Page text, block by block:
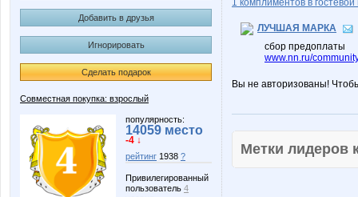
Добавить в друзья
Игнорировать
Сделать подарок
Совместная покупка: взрослый
популярность:
14059 место
-4 ↓
рейтинг 1938 ?
Привилегированный
пользователь 4
1 комплиментов в гостевой
ЛУЧШАЯ МАРКА
сбор предоплаты
www.nn.ru/
Вы не авторизованы!
Метки